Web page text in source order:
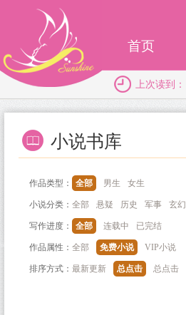
首页
上次读到：
小说书库
作品类型： 全部 男生 女生
小说分类： 全部 悬疑 历史 军事 玄幻
写作进度： 全部 连载中 已完结
作品属性： 全部 免费小说 VIP小说
排序方式： 最新更新 总点击 总点击